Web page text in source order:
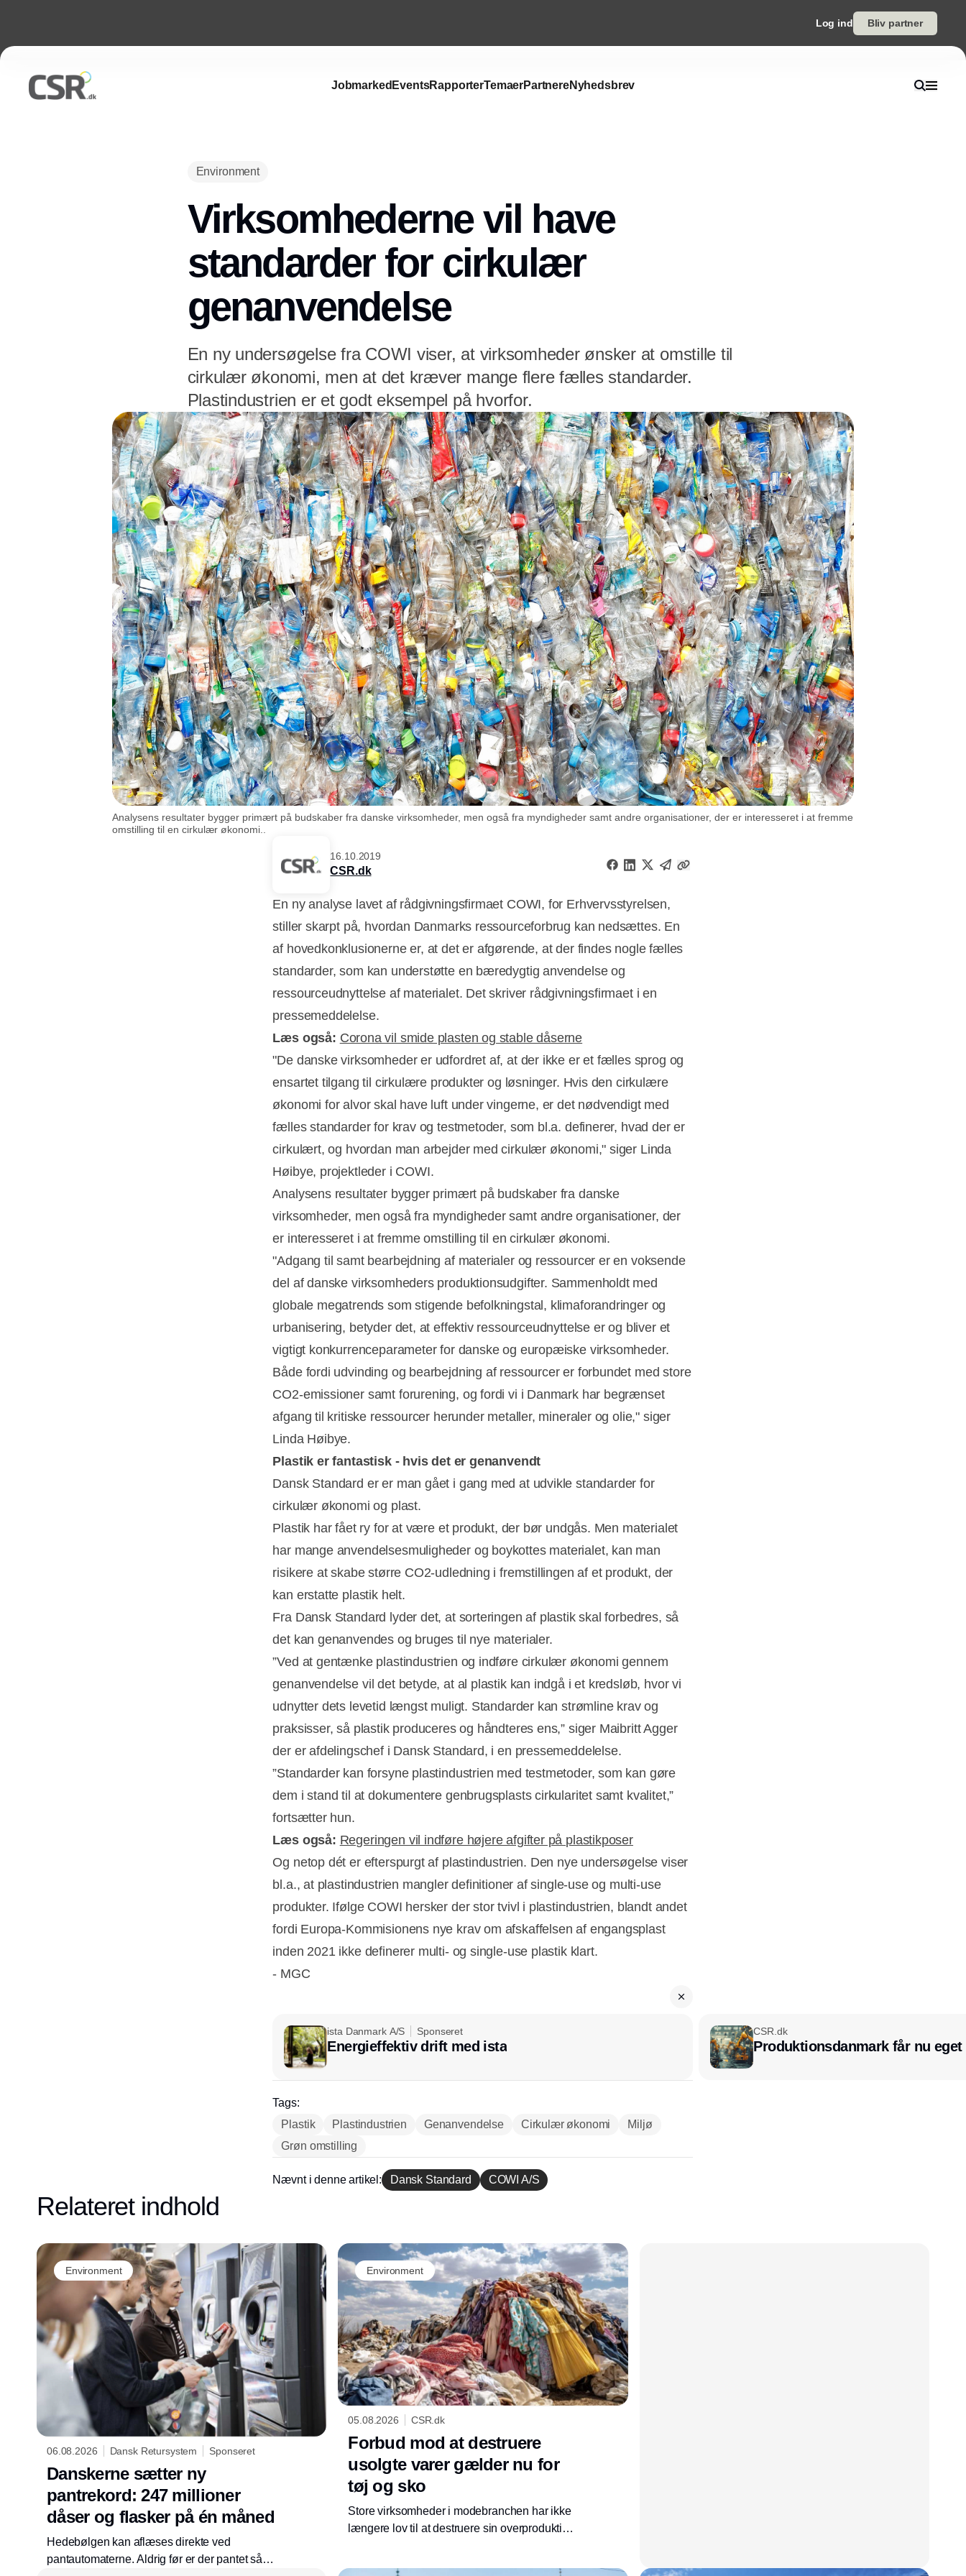
Log ind Bliv partner
Jobmarked EventsRapporterTemaerPartnereNyhedsbrev
Environment
Virksomhederne vil have
standarder for cirkulær
genanvendelse
En ny undersøgelse fra COWI viser, at virksomheder ønsker at omstille til
cirkulær økonomi, men at det kræver mange flere fælles standarder.
Plastindustrien er et godt eksempel på hvorfor.
Analysens resultater bygger primært på budskaber fra danske virksomheder, men også fra myndigheder samt andre organisationer, der er interesseret i at fremme
omstilling til en cirkulær økonomi..
16.10.2019
CSR.dk
En ny analyse lavet af rådgivningsfirmaet COWI, for Erhvervsstyrelsen,
stiller skarpt på, hvordan Danmarks ressourceforbrug kan nedsættes. En
af hovedkonklusionerne er, at det er afgørende, at der findes nogle fælles
standarder, som kan understøtte en bæredygtig anvendelse og
ressourceudnyttelse af materialet. Det skriver rådgivningsfirmaet i en
pressemeddelelse.
Læs også: Corona vil smide plasten og stable dåserne
Annonce
"De danske virksomheder er udfordret af, at der ikke er et fælles sprog og
ensartet tilgang til cirkulære produkter og løsninger. Hvis den cirkulære
økonomi for alvor skal have luft under vingerne, er det nødvendigt med
fælles standarder for krav og testmetoder, som bl.a. definerer, hvad der er
cirkulært, og hvordan man arbejder med cirkulær økonomi," siger Linda
Høibye, projektleder i COWI.
Analysens resultater bygger primært på budskaber fra danske
virksomheder, men også fra myndigheder samt andre organisationer, der
er interesseret i at fremme omstilling til en cirkulær økonomi.
"Adgang til samt bearbejdning af materialer og ressourcer er en voksende
del af danske virksomheders produktionsudgifter. Sammenholdt med
globale megatrends som stigende befolkningstal, klimaforandringer og
urbanisering, betyder det, at effektiv ressourceudnyttelse er og bliver et
vigtigt konkurrenceparameter for danske og europæiske virksomheder.
Både fordi udvinding og bearbejdning af ressourcer er forbundet med store
CO2-emissioner samt forurening, og fordi vi i Danmark har begrænset
afgang til kritiske ressourcer herunder metaller, mineraler og olie," siger
Linda Høibye.
Plastik er fantastisk - hvis det er genanvendt
Dansk Standard er er man gået i gang med at udvikle standarder for
cirkulær økonomi og plast.
Plastik har fået ry for at være et produkt, der bør undgås. Men materialet
har mange anvendelsesmuligheder og boykottes materialet, kan man
risikere at skabe større CO2-udledning i fremstillingen af et produkt, der
kan erstatte plastik helt.
Fra Dansk Standard lyder det, at sorteringen af plastik skal forbedres, så
det kan genanvendes og bruges til nye materialer.
”Ved at gentænke plastindustrien og indføre cirkulær økonomi gennem
genanvendelse vil det betyde, at al plastik kan indgå i et kredsløb, hvor vi
udnytter dets levetid længst muligt. Standarder kan strømline krav og
praksisser, så plastik produceres og håndteres ens,” siger Maibritt Agger
der er afdelingschef i Dansk Standard, i en pressemeddelelse.
”Standarder kan forsyne plastindustrien med testmetoder, som kan gøre
dem i stand til at dokumentere genbrugsplasts cirkularitet samt kvalitet,”
fortsætter hun.
Læs også: Regeringen vil indføre højere afgifter på plastikposer
Og netop dét er efterspurgt af plastindustrien. Den nye undersøgelse viser
bl.a., at plastindustrien mangler definitioner af single-use og multi-use
produkter. Ifølge COWI hersker der stor tvivl i plastindustrien, blandt andet
fordi Europa-Kommisionens nye krav om afskaffelsen af engangsplast
inden 2021 ikke definerer multi- og single-use plastik klart.
- MGC
ista Danmark A/S Sponseret
Energieffektiv drift med ista
CSR.dk
Produktionsdanmark får nu eget
Tags:
Plastik
Plastindustrien Genanvendelse Cirkulær økonomi
Miljø
Grøn omstilling
Nævnt i denne artikel: Dansk Standard COWI A/S
Relateret indhold
Environment
06.08.2026 Dansk Retursystem Sponseret
Danskerne sætter ny
pantrekord: 247 millioner
dåser og flasker på én måned
Hedebølgen kan aflæses direkte ved
pantautomaterne. Aldrig før er der pantet så
Environment
05.08.2026 CSR.dk
Forbud mod at destruere
usolgte varer gælder nu for
tøj og sko
Store virksomheder i modebranchen har ikke
længere lov til at destruere sin overproduktion.